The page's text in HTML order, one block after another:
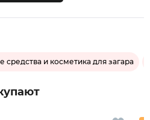
и косметика для загара